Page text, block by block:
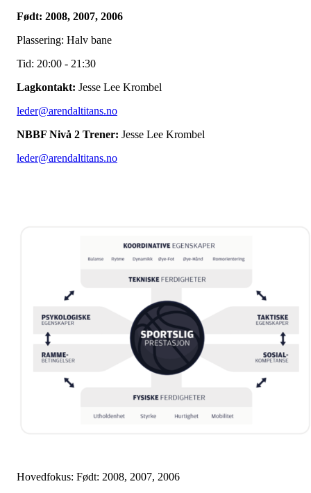
Født: 2008, 2007, 2006
Plassering: Halv bane
Tid: 20:00 - 21:30
Lagkontakt: Jesse Lee Krombel
leder@arendaltitans.no
NBBF Nivå 2 Trener: Jesse Lee Krombel
leder@arendaltitans.no
Hovedfokus: Født: 2008, 2007, 2006